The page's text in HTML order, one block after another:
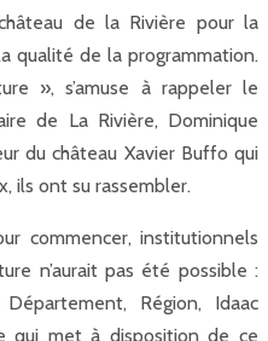
de la Rivière pour la
qualité de la programmation.
», s’amuse à rappeler le
de La Rivière, Dominique
du château Xavier Buffo qui
ils ont su rassembler.
commencer, institutionnels
n’aurait pas été possible :
Région, Idaac
qui met à disposition de ce